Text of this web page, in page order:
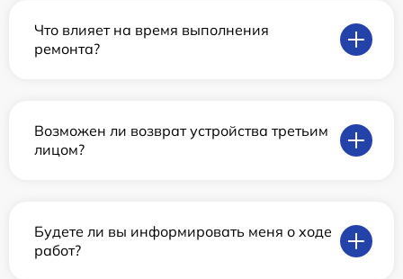
Что влияет на время выполнения
ремонта?
Возможен ли возврат устройства третьим
лицом?
Будете ли вы информировать меня о ходе
работ?